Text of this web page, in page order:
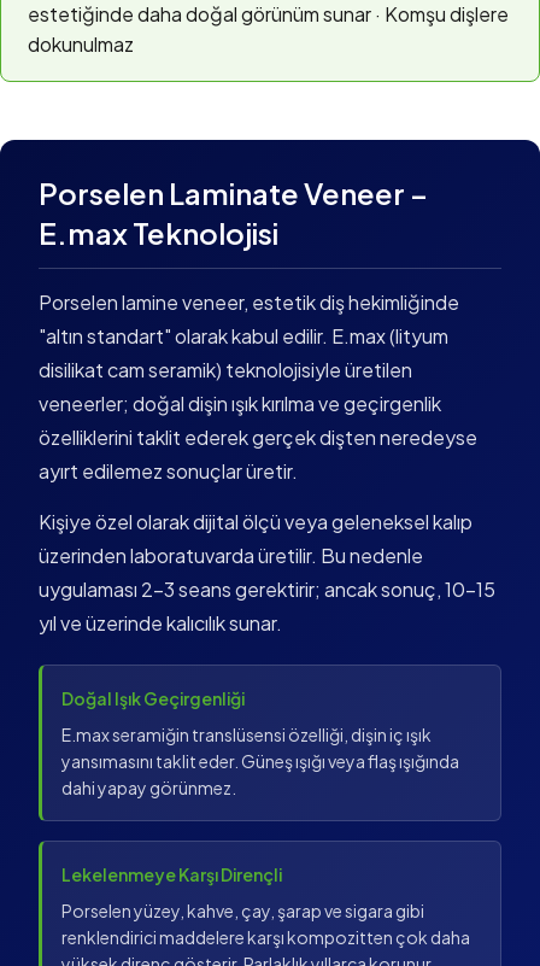
estetiğinde daha doğal görünüm sunar · Komşu dişlere
dokunulmaz
Porselen Laminate Veneer –
E.max Teknolojisi
Porselen lamine veneer, estetik diş hekimliğinde
"altın standart" olarak kabul edilir. E.max (lityum
disilikat cam seramik) teknolojisiyle üretilen
veneerler; doğal dişin ışık kırılma ve geçirgenlik
özelliklerini taklit ederek gerçek dişten neredeyse
ayırt edilemez sonuçlar üretir.
Kişiye özel olarak dijital ölçü veya geleneksel kalıp
üzerinden laboratuvarda üretilir. Bu nedenle
uygulaması 2–3 seans gerektirir; ancak sonuç, 10–15
yıl ve üzerinde kalıcılık sunar.
Doğal Işık Geçirgenliği
E.max seramiğin translüsensi özelliği, dişin iç ışık
yansımasını taklit eder. Güneş ışığı veya flaş ışığında
dahi yapay görünmez.
Lekelenmeye Karşı Dirençli
Porselen yüzey, kahve, çay, şarap ve sigara gibi
renklendirici maddelere karşı kompozitten çok daha